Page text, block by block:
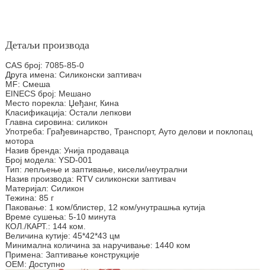
Детаљи производа
CAS број: 7085-85-0
Друга имена: Силиконски заптивач
MF: Смеша
EINECS број: Мешано
Место порекла: Џеђанг, Кина
Класификација: Остали лепкови
Главна сировина: силикон
Употреба: Грађевинарство, Транспорт, Ауто делови и поклопац
мотора
Назив бренда: Унија продаваца
Број модела: YSD-001
Тип: лепљење и заптивање, кисели/неутрални
Назив производа: RTV силиконски заптивач
Материјал: Силикон
Тежина: 85 г
Паковање: 1 ком/блистер, 12 ком/унутрашња кутија
Време сушења: 5-10 минута
КОЛ./КАРТ.: 144 ком.
Величина кутије: 45*42*43 цм
Минимална количина за наручивање: 1440 ком
Примена: Заптивање конструкције
ОЕМ: Доступно